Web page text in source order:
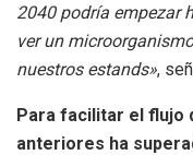
2040 podría empezar
ver un
nuestros estands»,
Para facilitar el flujo
anteriores ha